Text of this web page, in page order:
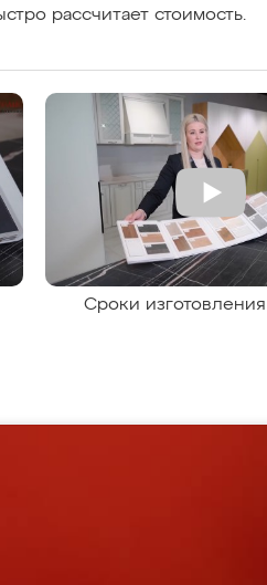
рассчитает стоимость.
Сроки